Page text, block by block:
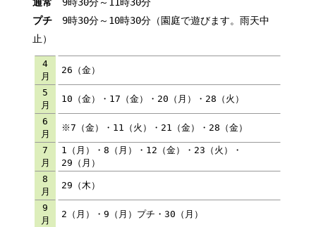
通常 9時30分～11時30分
プチ 9時30分～10時30分（園庭で遊びます。雨天中
止）
4
月
26（金）
5
月
10（金）・17（金）・20（月）・28（火）
6
月
※7（金）・11（火）・21（金）・28（金）
7
月
1（月）・8（月）・12（金）・23（火）・
29（月）
8
月
29（木）
9
月
2（月）・9（月）プチ・30（月）